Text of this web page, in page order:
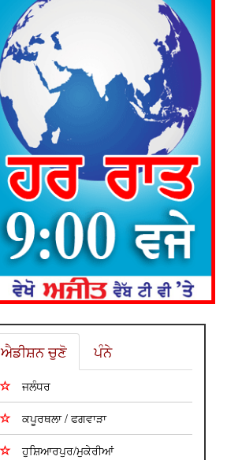
ਐਡੀਸ਼ਨ ਚੁਣੋ ਪੰਨੇ
ਜਲੰਧਰ
ਕਪੂਰਥਲਾ / ਫਗਵਾੜਾ
ਹੁਸ਼ਿਆਰਪੁਰ/ਮੁਕੇਰੀਆਂ